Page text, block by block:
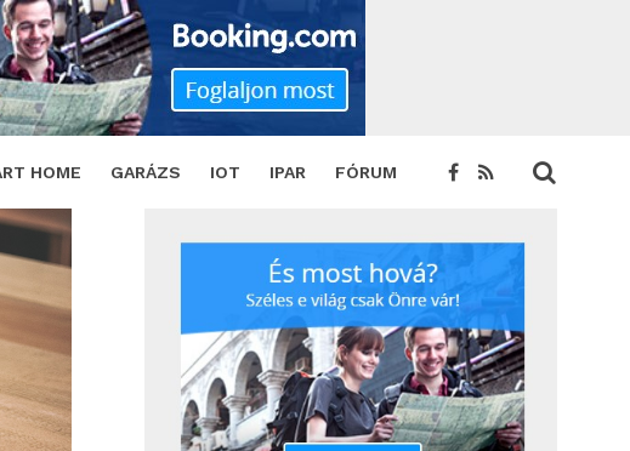
HOME GARÁZS IOT IPAR FÓRUM
erősít Magyarországon
SHARE TWEET